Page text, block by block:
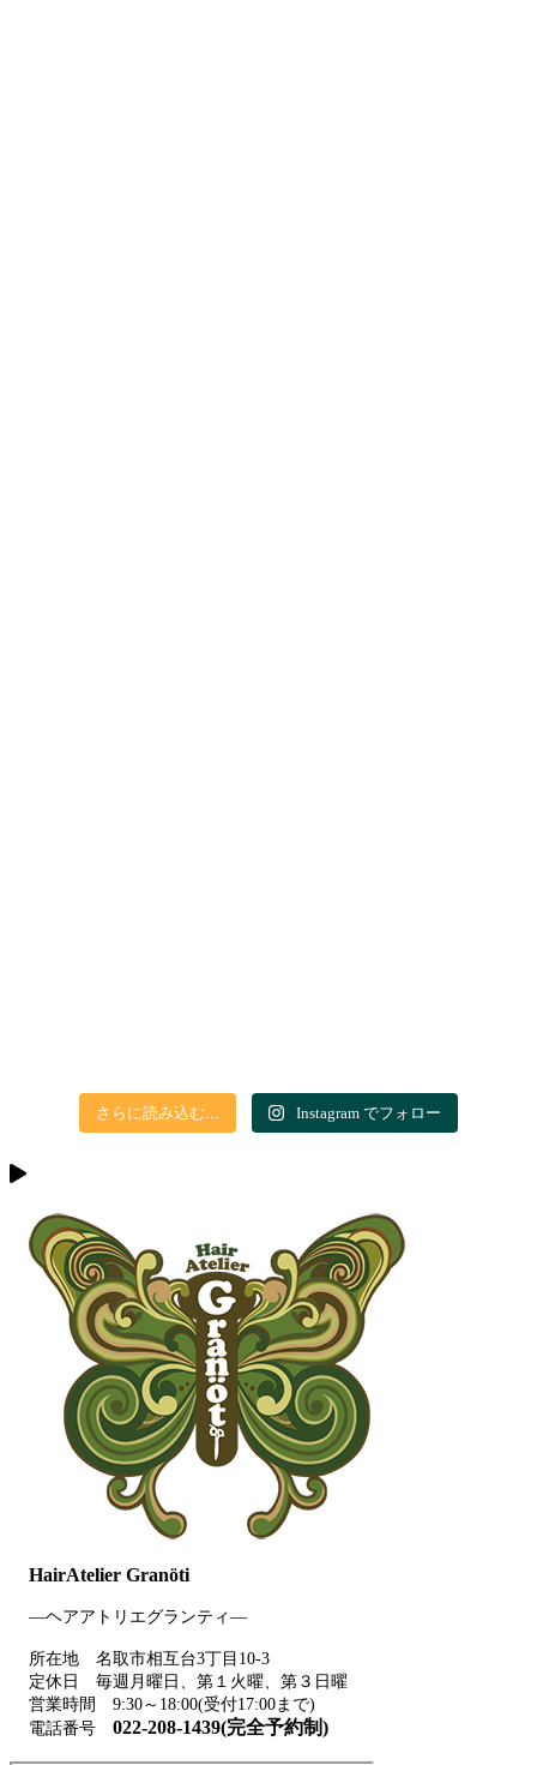
さらに読み込む... Instagram でフォロー
HairAtelier Granöti
―ヘアアトリエグランティ―
所在地 名取市相互台3丁目10-3
定休日 毎週月曜日、第１火曜、第３日曜
営業時間 9:30～18:00(受付17:00まで)
電話番号 022-208-1439(完全予約制)